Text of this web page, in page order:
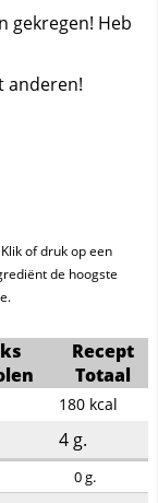
gekregen! Heb
anderen!
of druk op een
de hoogste
Recept
Totaal
180 kcal
4g.
0g.